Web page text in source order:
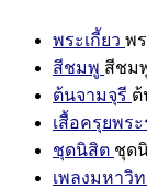
พระเกี้ยว พ
สีชมพู สีชม
ต้นจามจุรี ต้
เสื้อครุยพร
ชุดนิสิต ชุด
เพลงมหาวิ